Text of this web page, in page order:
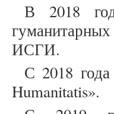
В 2018
ИСГИ.
С 2018 года
Humanitatis».